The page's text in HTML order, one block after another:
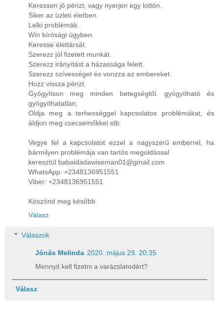
Keressen jó pénzt, vagy nyerjen egy lottón.
Siker az üzleti életben.
Lelki problémák.
Win bírósági ügyben.
Keresse élettársát.
Szerezz jól fizetett munkát.
Szerezz irányítást a házassága felett.
Szerezz szívességet és vonzza az embereket.
Hozz vissza pénzt.
Gyógyítson meg minden betegségtől. gyógyítható és
gyógyíthatatlan.
Oldja meg a terhességgel kapcsolatos problémákat, és
áldjon meg csecsemőkkel stb.
Vegye fel a kapcsolatot ezzel a nagyszerű emberrel, ha
bármilyen problémája van tartós megoldással
keresztül babaidadawiseman01@gmail.com
WhatsApp: +2348136951551
Viber: +2348136951551
Köszönd meg később
Válasz
Válaszok
Jónás Melinda 2020. május 29. 20:35
Mennyit kell fizetni a varázslatodért?
Válasz